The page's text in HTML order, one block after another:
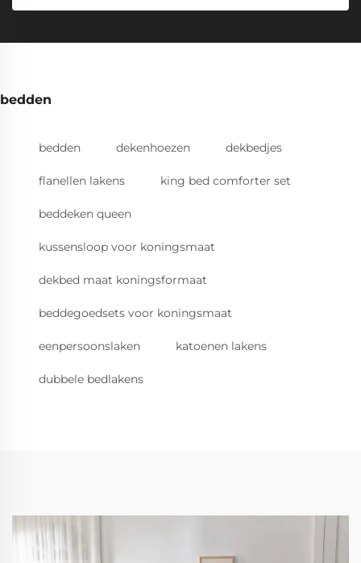
bedden
bedden dekenhoezen dekbedjes
flanellen lakens king bed comforter set
beddeken queen
kussensloop voor koningsmaat
dekbed maat koningsformaat
beddegoedsets voor koningsmaat
eenpersoonslaken katoenen lakens
dubbele bedlakens